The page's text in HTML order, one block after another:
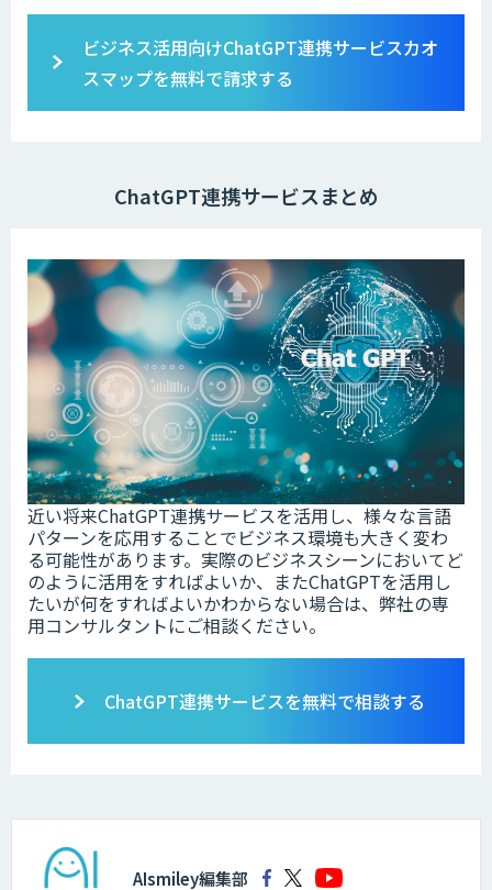
ビジネス活用向けChatGPT連携サービスカオ
スマップを無料で請求する
ChatGPT連携サービスまとめ
近い将来ChatGPT連携サービスを活用し、様々な言語
パターンを応用することでビジネス環境も大きく変わ
る可能性があります。実際のビジネスシーンにおいてど
のように活用をすればよいか、またChatGPTを活用し
たいが何をすればよいかわからない場合は、弊社の専
用コンサルタントにご相談ください。
ChatGPT連携サービスを無料で相談する
AIsmiley編集部